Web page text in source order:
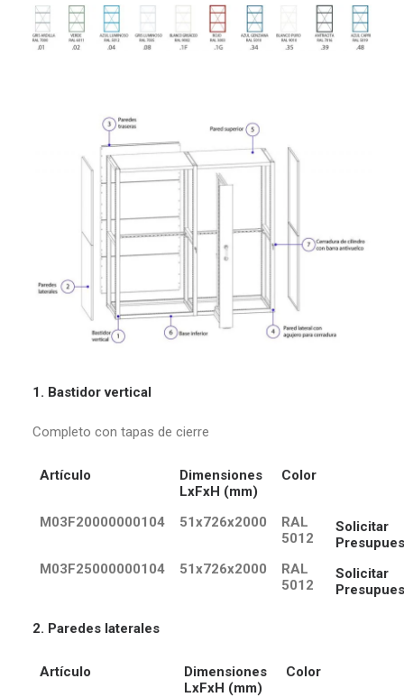
1. Bastidor vertical
Completo con tapas de cierre
Artículo
Dimensiones
LxFxH (mm)
Color
M03F20000000104 51x726x2000
RAL
5012
Solicitar
M03F25000000104
51x726x2000
RAL
5012
Solicitar
2. Paredes laterales
Artículo
Dimensiones
LxFxH (mm)
Color